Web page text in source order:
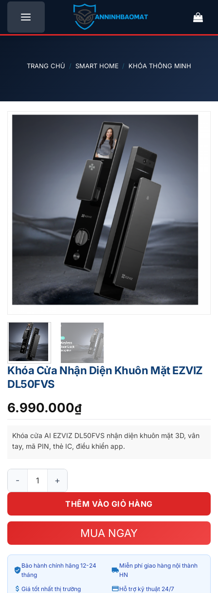
Bỏ
nội
TRANG CHỦ / SMART HOME / KHÓA THÔNG MINH
Khóa Cửa Nhận Diện Khuôn Mặt EZVIZ
DL50FVS
6.990.000₫
Khóa cửa AI EZVIZ DL50FVS nhận diện khuôn mặt 3D, vân
tay, mã PIN, thẻ IC, điều khiển app.
Khóa Cửa Nhận Diện Khuôn Mặt EZVIZ DL50FVS số lượng
THÊM VÀO GIỎ HÀNG
MUA NGAY
Bảo hành chính hãng 12-24
tháng
Miễn phí giao hàng nội thành
HN
Giá tốt nhất thị trường
Hỗ trợ kỹ thuật 24/7